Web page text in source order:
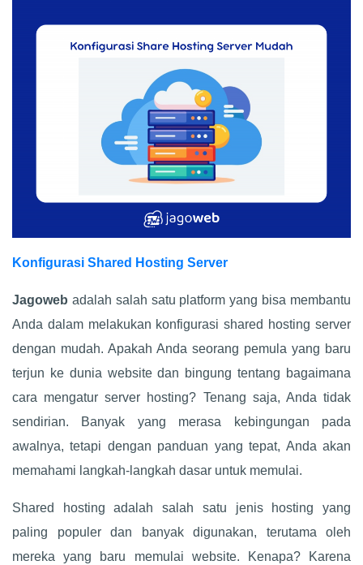
Konfigurasi Shared Hosting Server
Jagoweb adalah salah satu platform yang bisa membantu
Anda dalam melakukan konfigurasi shared hosting server
dengan mudah. Apakah Anda seorang pemula yang baru
terjun ke dunia website dan bingung tentang bagaimana
cara mengatur server hosting? Tenang saja, Anda tidak
sendirian. Banyak yang merasa kebingungan pada
awalnya, tetapi dengan panduan yang tepat, Anda akan
memahami langkah-langkah dasar untuk memulai.
Shared hosting adalah salah satu jenis hosting yang
paling populer dan banyak digunakan, terutama oleh
mereka yang baru memulai website. Kenapa? Karena